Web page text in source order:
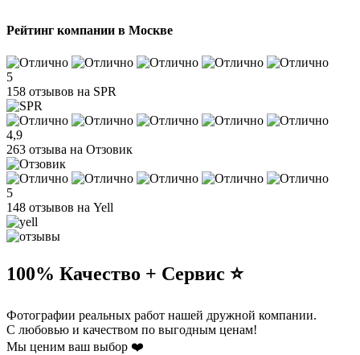
Рейтинг компании в Москве
5
158 отзывов на SPR
4,9
263 отзыва на Отзовик
5
148 отзывов на Yell
100% Качество + Сервис ⭐️
Фотографии реальных работ нашей дружной компании.
С любовью и качеством по выгодным ценам!
Мы ценим ваш выбор ❤️